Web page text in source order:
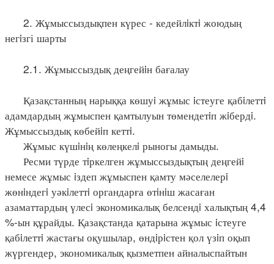
2. Жұмыссыздықпен күрес - кедейлiктi жоюдың
негiзгі шарты
2.1. Жұмыссыздық деңгейiн бағалау
Қазақстанның нарыққа көшуi жұмыс iстеуге қабiлеттi
адамдардың жұмыспен қамтылуын төмендетiп жiбердi.
Жұмыссыздық көбейiп кеттi.
Жұмыс күшiнiң көлеңкелi рыногы дамыды.
Ресми түрде тiркелген жұмыссыздықтың деңгейi
немесе жұмыс iздеп жұмыспен қамту мәселелерi
жөнiндегi уәкiлеттi органдарға өтiнiш жасаған
азаматтардың үлесi экономикалық белсендi халықтың 4,4
%-ын құрайды. Қазақстанда қатарына жұмыс iстеуге
қабiлеттi жастағы оқушылар, өндiрiстен қол үзiп оқып
жүргендер, экономикалық қызметпен айналыспайтын